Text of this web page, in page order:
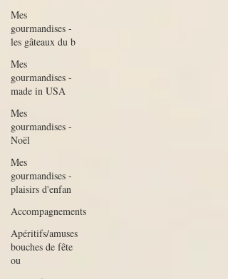
Mes
gourmandises -
les gâteaux du b
Mes
gourmandises -
made in USA
Mes
gourmandises -
Noël
Mes
gourmandises -
plaisirs d'enfan
Accompagnements
Apéritifs/amuses
bouches de fête
ou